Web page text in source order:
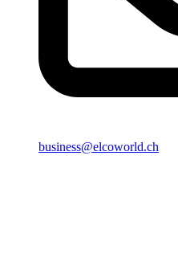
business@elcoworld.ch